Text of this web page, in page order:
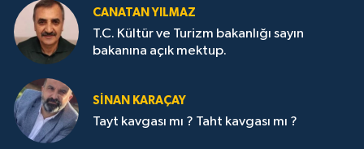
CANATAN YILMAZ
T.C. Kültür ve Turizm bakanlığı sayın
bakanına açık mektup.
SİNAN KARAÇAY
Tayt kavgası mı ? Taht kavgası mı ?